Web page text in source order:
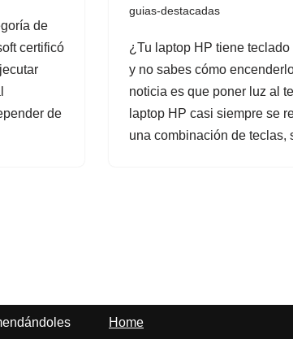
de
certificó
de
guias-destacadas
¿Tu laptop HP tiene
y no sabes cómo
noticia es que poner luz al
laptop HP casi siempre se
una combinación de
Home